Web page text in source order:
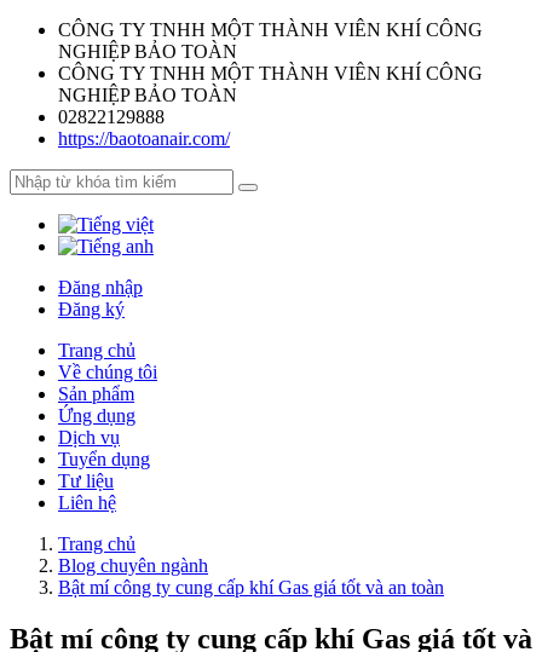
CÔNG TY TNHH MỘT THÀNH VIÊN KHÍ CÔNG
NGHIỆP BẢO TOÀN
CÔNG TY TNHH MỘT THÀNH VIÊN KHÍ CÔNG
NGHIỆP BẢO TOÀN
02822129888
https://baotoanair.com/
Đăng nhập
Đăng ký
Trang chủ
Về chúng tôi
Sản phẩm
Ứng dụng
Dịch vụ
Tuyển dụng
Tư liệu
Liên hệ
Trang chủ
Blog chuyên ngành
Bật mí công ty cung cấp khí Gas giá tốt và an toàn
Bật mí công ty cung cấp khí Gas giá tốt và